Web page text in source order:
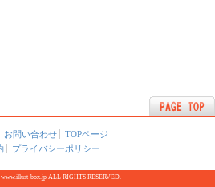
お問い合わせ
TOPページ
プライバシーポリシー
box.jp ALL RIGHTS RESERVED.